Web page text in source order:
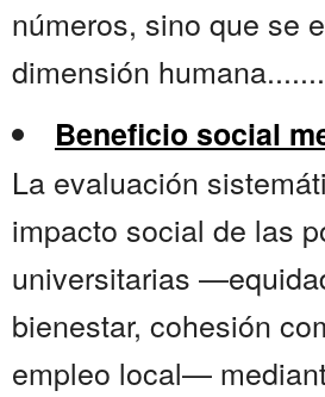
números, sino que se
dimensión humana.......
Beneficio social
La evaluación
impacto social de las
universitarias
bienestar, cohesión
empleo local—